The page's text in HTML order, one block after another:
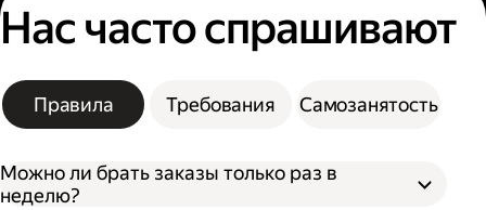
Нас часто спрашивают
Правила Требования Самозанятость
Можно ли брать заказы только раз в
неделю?